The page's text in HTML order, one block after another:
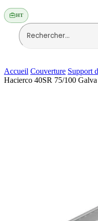
HT
Accueil Couverture Support
Hacierco 40SR 75/100